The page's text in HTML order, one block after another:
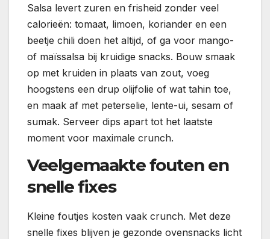
Salsa levert zuren en frisheid zonder veel
calorieën: tomaat, limoen, koriander en een
beetje chili doen het altijd, of ga voor mango-
of maïssalsa bij kruidige snacks. Bouw smaak
op met kruiden in plaats van zout, voeg
hoogstens een drup olijfolie of wat tahin toe,
en maak af met peterselie, lente-ui, sesam of
sumak. Serveer dips apart tot het laatste
moment voor maximale crunch.
Veelgemaakte fouten en
snelle fixes
Kleine foutjes kosten vaak crunch. Met deze
snelle fixes blijven je gezonde ovensnacks licht